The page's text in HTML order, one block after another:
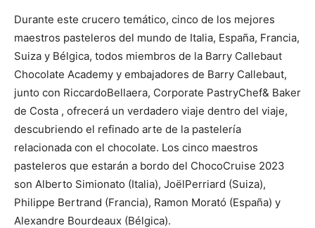
Durante este crucero temático, cinco de los mejores
maestros pasteleros del mundo de Italia, España, Francia,
Suiza y Bélgica, todos miembros de la Barry Callebaut
Chocolate Academy y embajadores de Barry Callebaut,
junto con RiccardoBellaera, Corporate PastryChef& Baker
de Costa , ofrecerá un verdadero viaje dentro del viaje,
descubriendo el refinado arte de la pastelería
relacionada con el chocolate. Los cinco maestros
pasteleros que estarán a bordo del ChocoCruise 2023
son Alberto Simionato (Italia), JoëlPerriard (Suiza),
Philippe Bertrand (Francia), Ramon Morató (España) y
Alexandre Bourdeaux (Bélgica).